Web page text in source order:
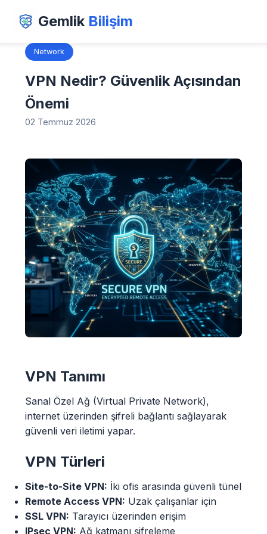
Gemlik Bilişim
Network
VPN Nedir? Güvenlik Açısından
Önemi
02 Temmuz 2026
VPN Tanımı
Sanal Özel Ağ (Virtual Private Network),
internet üzerinden şifreli bağlantı sağlayarak
güvenli veri iletimi yapar.
VPN Türleri
Site-to-Site VPN: İki ofis arasında güvenli tünel
Remote Access VPN: Uzak çalışanlar için
SSL VPN: Tarayıcı üzerinden erişim
IPsec VPN: Ağ katmanı şifreleme